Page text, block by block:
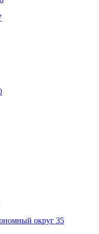
округ 35